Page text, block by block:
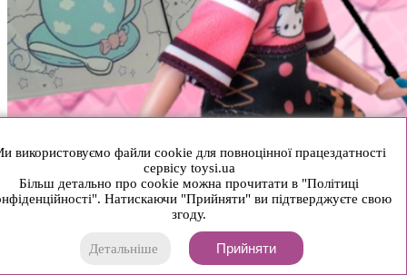
використовуємо файли cookie для повноцінної працездатності
сервісу toysi.ua
Більш детально про cookie можна прочитати в "Політиці
Натискаючи "Прийняти" ви підтверджуєте свою
згоду.
Детальніше Прийняти